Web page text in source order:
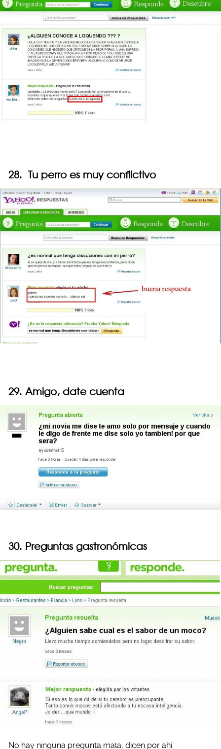
28. Tu perro es muy conflictivo
29. Amigo, date cuenta
30. Preguntas gastronómicas
No hay ninguna pregunta mala, dicen por ahí.